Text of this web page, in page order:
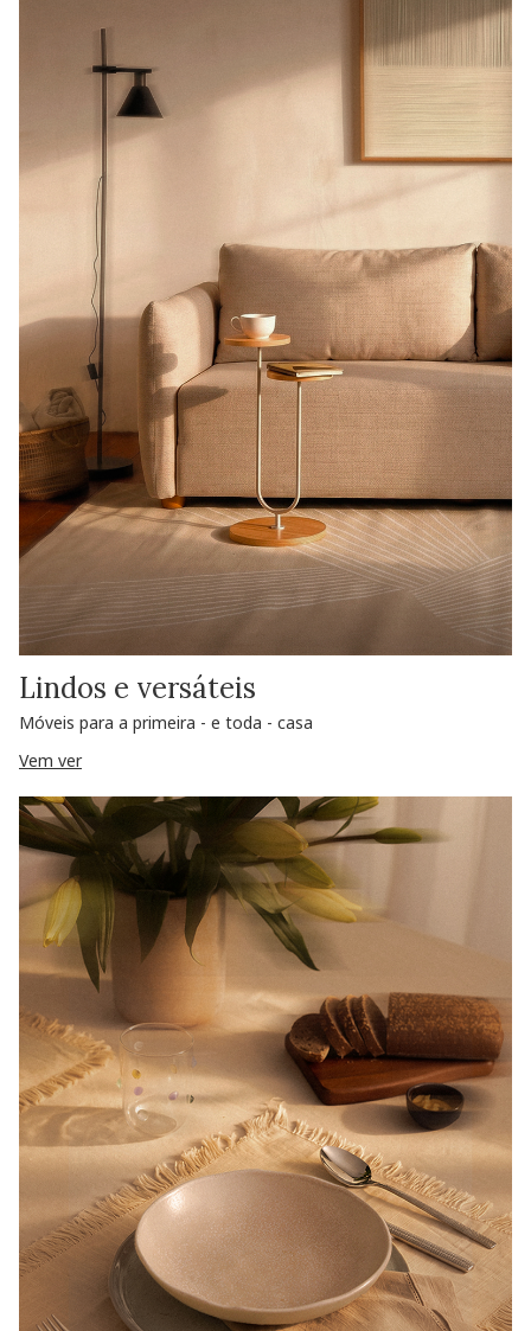
Lindos e versáteis
Móveis para a primeira - e toda - casa
Vem ver